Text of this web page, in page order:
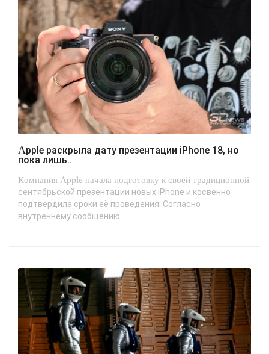
Apple раскрыла дату презентации iPhone 18, но
пока лишь..
Компания Apple начала подготовку к своей традиционной
сентябрьской презентации новых iPhone и косвенно
подтвердила сроки её проведения. Согласно
внутреннему сообщению...